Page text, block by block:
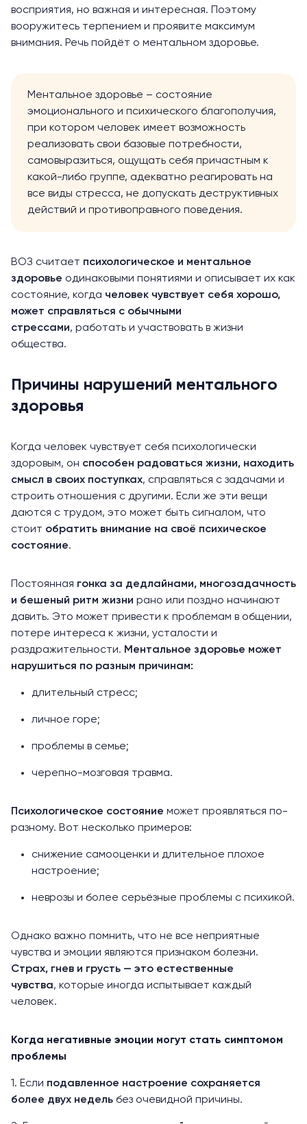
восприятия, но важная и интересная. Поэтому
вооружитесь терпением и проявите максимум
внимания. Речь пойдёт о ментальном здоровье.
Ментальное здоровье – состояние
эмоционального и психического благополучия,
при котором человек имеет возможность
реализовать свои базовые потребности,
самовыразиться, ощущать себя причастным к
какой-либо группе, адекватно реагировать на
все виды стресса, не допускать деструктивных
действий и противоправного поведения.
ВОЗ считает психологическое и ментальное
здоровье одинаковыми понятиями и описывает их как
состояние, когда человек чувствует себя хорошо,
может справляться с обычными
стрессами, работать и участвовать в жизни
общества.
Причины нарушений ментального
здоровья
Когда человек чувствует себя психологически
здоровым, он способен радоваться жизни, находить
смысл в своих поступках, справляться с задачами и
строить отношения с другими. Если же эти вещи
даются с трудом, это может быть сигналом, что
стоит обратить внимание на своё психическое
состояние.
Постоянная гонка за дедлайнами, многозадачность
и бешеный ритм жизни рано или поздно начинают
давить. Это может привести к проблемам в общении,
потере интереса к жизни, усталости и
раздражительности. Ментальное здоровье может
нарушиться по разным причинам:
длительный стресс;
личное горе;
проблемы в семье;
черепно-мозговая травма.
Психологическое состояние может проявляться по-
разному. Вот несколько примеров:
снижение самооценки и длительное плохое
настроение;
неврозы и более серьёзные проблемы с психикой.
Однако важно помнить, что не все неприятные
чувства и эмоции являются признаком болезни.
Страх, гнев и грусть — это естественные
чувства, которые иногда испытывает каждый
человек.
Когда негативные эмоции могут стать симптомом
проблемы
1. Если подавленное настроение сохраняется
более двух недель без очевидной причины.